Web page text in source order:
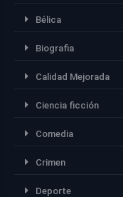
Bélica
Biografia
Calidad Mejorada
Ciencia ficción
Comedia
Crimen
Deporte